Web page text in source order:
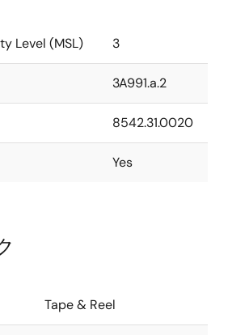
Level (MSL) 3
3A991.a.2
8542.31.0020
Yes
Tape & Reel